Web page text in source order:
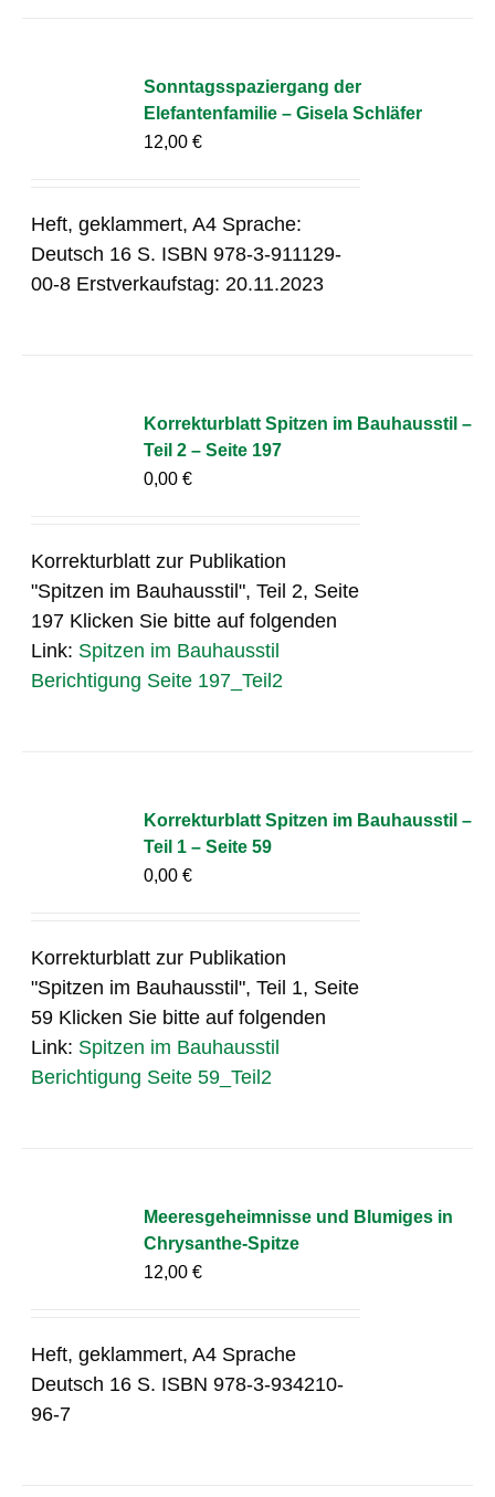
Sonntagsspaziergang der
Elefantenfamilie – Gisela Schläfer
12,00€
Heft, geklammert, A4 Sprache:
Deutsch 16 S. ISBN 978-3-911129-
00-8 Erstverkaufstag: 20.11.2023
Korrekturblatt Spitzen im Bauhausstil –
Teil 2 – Seite 197
0,00€
Korrekturblatt zur Publikation
"Spitzen im Bauhausstil", Teil 2, Seite
197 Klicken Sie bitte auf folgenden
Link: Spitzen im Bauhausstil
Berichtigung Seite 197_Teil2
Korrekturblatt Spitzen im Bauhausstil –
Teil 1 – Seite 59
0,00€
Korrekturblatt zur Publikation
"Spitzen im Bauhausstil", Teil 1, Seite
59 Klicken Sie bitte auf folgenden
Link: Spitzen im Bauhausstil
Berichtigung Seite 59_Teil2
Meeresgeheimnisse und Blumiges in
Chrysanthe-Spitze
12,00€
Heft, geklammert, A4 Sprache
Deutsch 16 S. ISBN 978-3-934210-
96-7